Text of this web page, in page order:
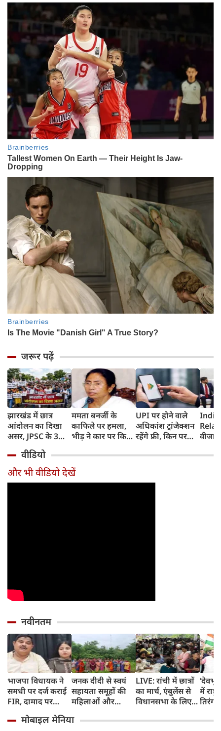
जरूर पढ़ें
झारखंड में छात्र
आंदोलन का दिखा
असर, JPSC के 3
इस्‍तीफा, प्रदर्शन को
लेकर क्या बोले CM
हेमंत सोरेन?
ममता बनर्जी के
काफिले पर हमला,
भीड़ ने कार पर किया
पुलिस पर लगा यह
आरोप
UPI पर होने वाले
अधिकांश ट्रांजैक्शन
रहेंगे फ्री, किन पर
ने दिया बड़ा अपडेट
वीजा
वीडियो
और भी वीडियो देखें
नवीनतम
भाजपा विधायक ने
समधी पर दर्ज कराई
FIR, दामाद पर
शादी करने का आरोप
जनक दीदी से स्वयं
सहायता समूहों की
महिलाओं और
सतत आजीविका एवं
LIVE: रांची में छात्रों
का मार्च, एंबुलेंस से
विधानसभा के लिए
में
तिरंगा
मोबाइल मेनिया